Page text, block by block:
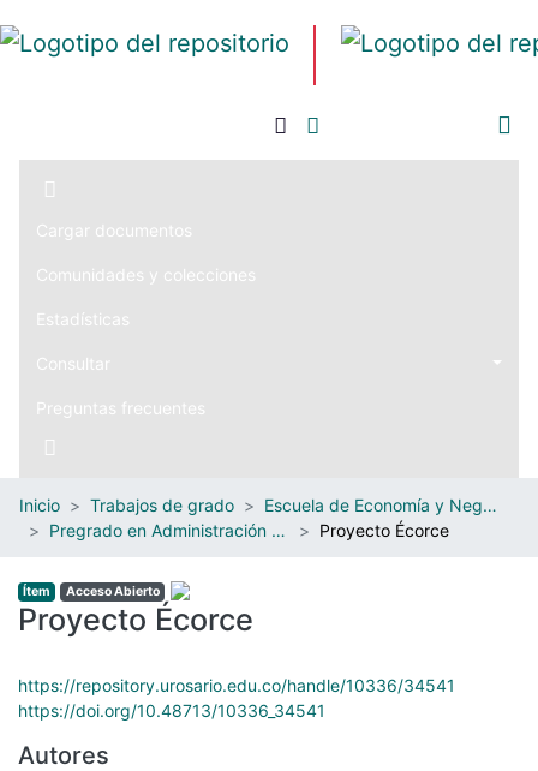
Cargar documentos
Comunidades y colecciones
Estadísticas
Consultar
Preguntas frecuentes
Inicio Trabajos de grado
Escuela de Economía y Negocios
Pregrado en Administración de Negocios Internacionales
Proyecto Écorce
Ítem Acceso Abierto
Proyecto Écorce
https://repository.urosario.edu.co/handle/10336/34541
https://doi.org/10.48713/10336_34541
Autores